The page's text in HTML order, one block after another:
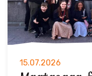
15.07.2026